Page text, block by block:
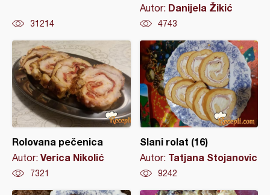
31214
Autor: Danijela Žikić
4743
Rolovana pečenica
Autor: Verica Nikolić
7321
Slani rolat (16)
Autor: Tatjana Stojanovic
9242